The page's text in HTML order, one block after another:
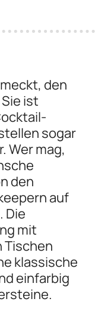
den
ist
sogar
Wer mag,
den
auf
Die
mit
Tischen
klassische
einfarbig